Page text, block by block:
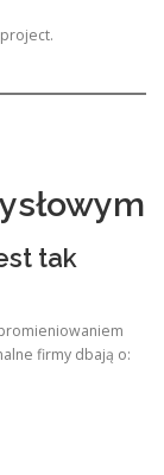
tak
firmy dbają o: